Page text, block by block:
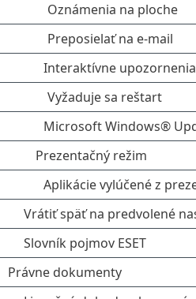
Oznámenia na ploche
Preposielať na e‑mail
Interaktívne upozornenia
Vyžaduje sa reštart
Microsoft Windows®
Prezentačný režim
Aplikácie vylúčené z
Vrátiť späť na predvolené
Slovník pojmov ESET
Právne dokumenty